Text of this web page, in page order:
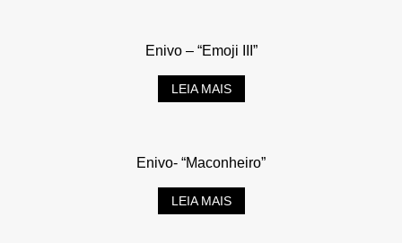
Enivo – “Emoji III”
LEIA MAIS
Enivo- “Maconheiro”
LEIA MAIS